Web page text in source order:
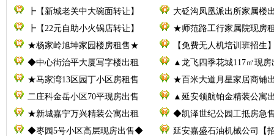
┣【新城老关中大碗面转让】
大砭沟凤凰派出所家属楼
┣【22元自助小火锅店转让】
★师范路工行家属院现房
★杨家岭旭坤家园楼房租售★
【免费无人机培训班招生
◆中心街治平大厦写字楼出租
▲龙飞四季花城117㎡现房
★马家湾13区园丁小区房租售
★百米大道月星家居商铺
二庄科金岳小区70平现房出售
▲延安领航铂金精装公寓
★新城嘉宁万兴精装公寓出租
◆凯泽世纪公园工抵房急
◆枣园5号小区高层现房出售◆
延安嘉盛石油机械公司【